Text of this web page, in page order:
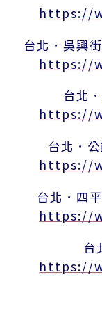
https://
台北．吳興
https://
台北
https://
台北．
https://
台北．四
https://
台
https://